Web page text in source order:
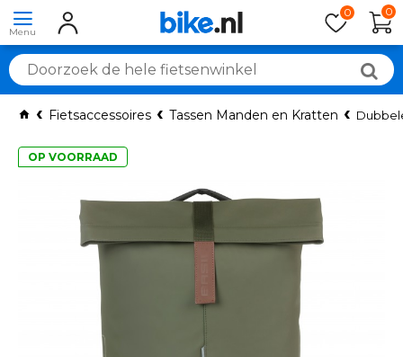
0 0
Fietsaccessoires Tassen Manden en Kratten
OP VOORRAAD